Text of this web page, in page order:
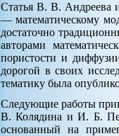
Статья В. В. Андреева
— математическому
достаточно
авторами
пористости и
дорогой в своих
тематику была
Следующие работы
В. Колядина и И. Б.
основанный на